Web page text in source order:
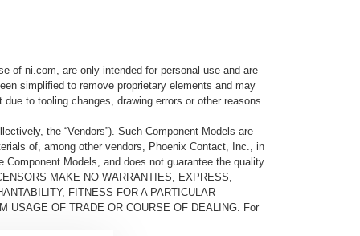
of ni.com, are only intended for personal use and are
simplified to remove proprietary elements and may
to tooling changes, drawing errors or other reasons.
the “Vendors”). Such Component Models are
of, among other vendors, Phoenix Contact, Inc., in
Models, and does not guarantee the quality
MAKE NO WARRANTIES, EXPRESS,
FITNESS FOR A PARTICULAR
USAGE OF TRADE OR COURSE OF DEALING. For